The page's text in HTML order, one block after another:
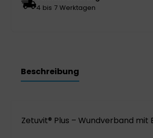
4 bis 7 Werktagen
Beschreibung
Zetuvit® Plus – Wundverband mit